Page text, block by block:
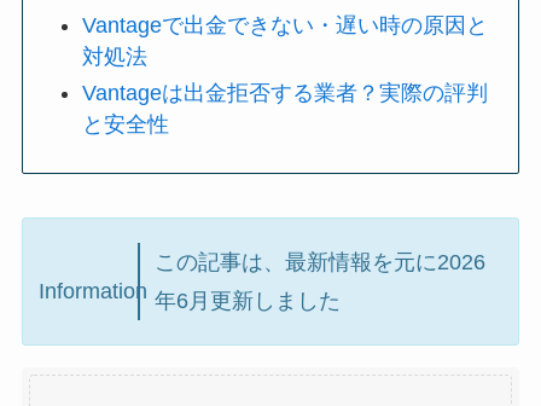
Vantageで出金できない・遅い時の原因と
対処法
Vantageは出金拒否する業者？実際の評判
と安全性
Information
この記事は、最新情報を元に2026
年6月更新しました